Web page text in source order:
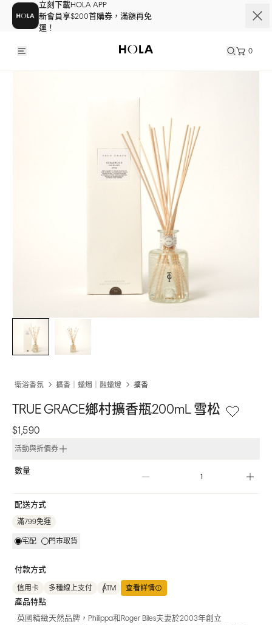
立刻下載HOLA APP
新會員享$200首購券，滿額再免
運！
0
衛浴香氛 擴香｜蠟燭｜融蠟燈 擴香
TRUE GRACE鄉村擴香瓶200mL 雪松
$1,590
活動與折價券
數量
配送方式
滿799免運
宅配 門市取貨
付款方式
信用卡 多種線上支付 ATM 查看詳情
產品特點
英國精緻天然品牌，Philippa和Roger Biles夫妻於2003年創立